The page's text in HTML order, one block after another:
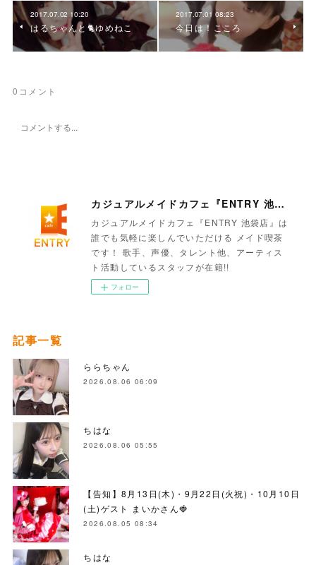
2017.07.02 10:20
はるちゃんと🐈ゆめねこ
2017.07.01 08:23
今日は！こころ
0 コメント
カジュアルメイドカフェ『ENTRY 池袋店』
カジュアルメイドカフェ『ENTRY 池袋店』は
誰でも気軽に楽しんでいただける メイド喫茶
です！ 歌手、声優、タレント他、アーティス
ト活動しているスタッフが在籍!!
フォロー
記事一覧
ららちゃん
2026.08.06 06:09
ちはな
2026.08.06 05:55
【告知】8月13日(木)・9月22日(火祝)・10月10日
(土)ゲスト まいかさん🍓
2026.08.05 08:34
ちはな